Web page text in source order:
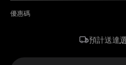
優惠碼
預計送達